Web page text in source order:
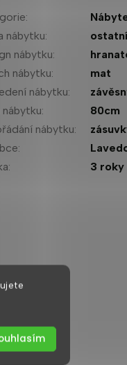
:
nábytku:
nábytku:
nábytku:
mat
nábytku:
nábytku:
80cm
nábytku:
:
: 3 roky